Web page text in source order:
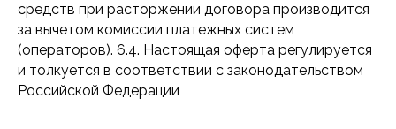
средств при расторжении договора производится
за вычетом комиссии платежных систем
(операторов). 6.4. Настоящая оферта регулируется
и толкуется в соответствии с законодательством
Российской Федерации
Направления
О проекте
Кому помогаем
Направления
Сфера
здравоохранения
Инклюзивные
проекты
Главная